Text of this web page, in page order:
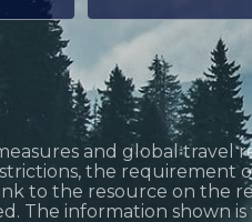
and global
the requirement
to the resource on
The information shown